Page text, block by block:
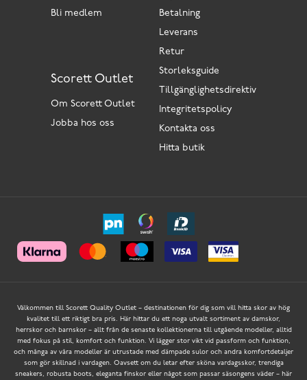
Betalning
Leverans
Retur
Storleksguide
Tillgänglighetsdirektiv
Integritetspolicy
Kontakta oss
Hitta butik
Scorett Outlet
Om Scorett Outlet
Jobba hos oss
Bli medlem
Välkommen till Scorett Quality Outlet – destinationen för dig som vill hitta skor av hög
kvalitet till ett riktigt bra pris. Här hittar du ett noga utvalt sortiment av damskor,
herrskor och barnskor – allt från de senaste kollektionerna till utgående modeller, alltid
med fokus på stil, komfort och funktion. Vi lägger stor vikt vid passform och funktion,
och många av våra modeller är utrustade med dämpade sulor och andra komfortdetaljer
som gör skillnad i vardagen. Oavsett om du letar efter sköna vardagsskor, trendiga
sneakers, robusta boots, eleganta finskor eller något som passar säsongens väder – här